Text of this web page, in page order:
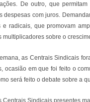
De outro, que
despesas com juros.
e radicais, que promovam
multiplicadores sobre o
as Centrais Sindicais
ocasião em que foi feito o
será feito o debate sobre a
Centrais Sindicais presentes